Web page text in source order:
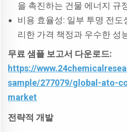
을 촉진하는 건물 에너지 규
비용 효율성: 일부 투명 전도
리한 가격 책정과 우수한 성
무료샘플 보고서 다운로드:
https://
sample/277079/global-ato-
market
전략적개발